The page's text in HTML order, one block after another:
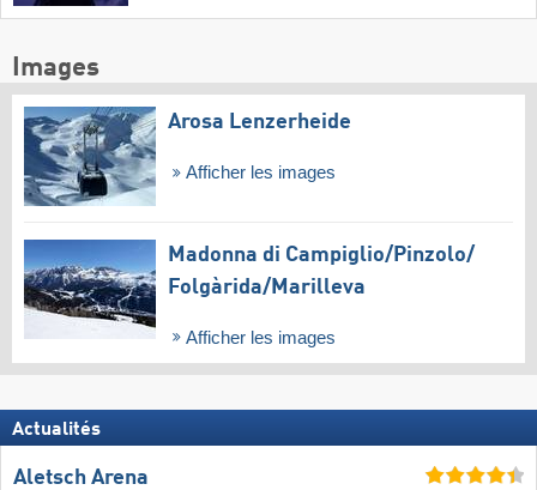
Images
Arosa Lenzerheide
Afficher les images
Madonna di Campiglio/​Pinzolo/​
Folgàrida/​Marilleva
Afficher les images
Actualités
Aletsch Arena